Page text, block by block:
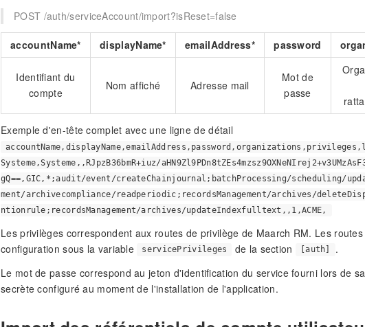
POST /auth/serviceAccount/import?isReset=false
accountName* displayName* emailAddress* password
Identifiant du
compte
Nom affiché Adresse mail
Mot de
passe
Exemple d'en-tête complet avec une ligne de détail
Systeme,Systeme,,RJpzB36bmR+iuz/
gQ==,GIC,*;audit/event/createChainjournal;batchProcessing/scheduling/
ment/archivecompliance/readperiodic;recordsManagement/archives/
ntionrule;recordsManagement/archives/updateIndexfulltext,,1,ACME,
Les privilèges correspondent aux routes de privilège de Maarch RM. Les
configuration sous la variable
servicePrivileges de la section [auth]
.
Le mot de passe correspond au jeton d'identification du service fourni lors de
secrète configuré au moment de l'installation de l'application.